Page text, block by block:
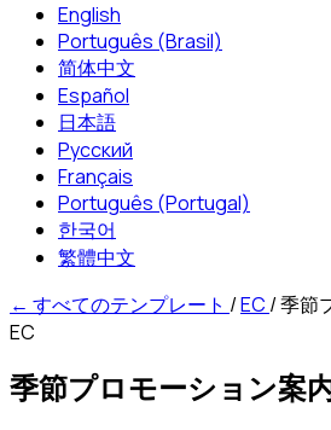
English
Português (Brasil)
简体中文
Español
日本語
Русский
Français
Português (Portugal)
한국어
繁體中文
← すべてのテンプレート /EC /季節
EC
季節プロモーション案